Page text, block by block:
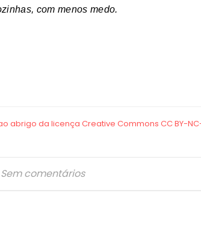
com menos medo.
Sem comentários